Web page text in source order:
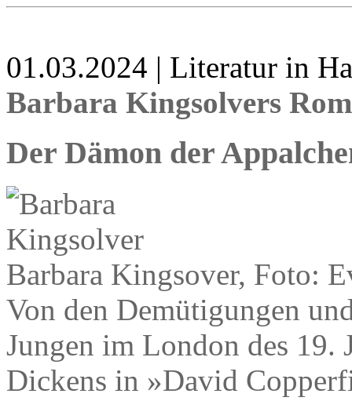
01.03.2024 | Literatur in
Barbara Kingsolvers
Der Dämon der
Barbara Kingsover, Foto:
Von den Demütigungen
Jungen im London des 19.
Dickens in »David